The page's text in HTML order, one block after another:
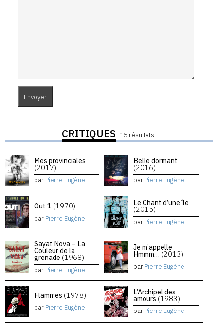
CRITIQUES 15 résultats
Mes provinciales
(2017)
par Pierre Eugène
Belle dormant
(2016)
par Pierre Eugène
Out 1 (1970)
par Pierre Eugène
Le Chant d’une île
(2015)
par Pierre Eugène
Sayat Nova – La
Couleur de la
grenade (1968)
par Pierre Eugène
Je m’appelle
Hmmm… (2013)
par Pierre Eugène
Flammes (1978)
par Pierre Eugène
L’Archipel des
amours (1983)
par Pierre Eugène